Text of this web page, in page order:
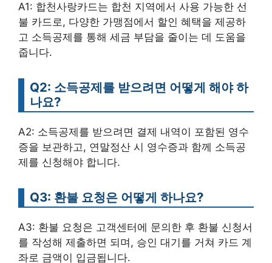
A1: 합천사랑카드는 합천 지역에서 사용 가능한 선
불 카드로, 다양한 가맹점에서 할인 혜택을 제공하
고 소득공제를 통해 세금 부담을 줄이는 데 도움을
줍니다.
Q2: 소득공제를 받으려면 어떻게 해야 하
나요?
A2: 소득공제를 받으려면 결제 내역이 포함된 영수
증을 보관하고, 연말정산 시 영수증과 함께 소득공
제를 신청해야 합니다.
Q3: 환불 요청은 어떻게 하나요?
A3: 환불 요청은 고객센터에 문의한 후 환불 신청서
를 작성해 제출하면 되며, 승인 대기를 거쳐 카드 계
좌로 금액이 입금됩니다.